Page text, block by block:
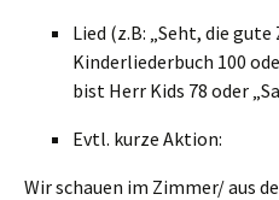
Lied (z.B: „Seht, die
Kinderliederbuch 100
bist Herr Kids 78 oder
Evtl. kurze Aktion:
Wir schauen im Zimmer/ aus